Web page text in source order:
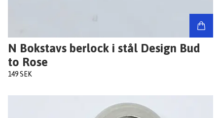
N Bokstavs berlock i stål Design Bud
to Rose
149 SEK